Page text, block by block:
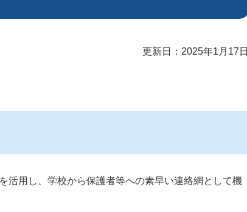
更新日：2025年1月17日
活用し、学校から保護者等への素早い連絡網として機